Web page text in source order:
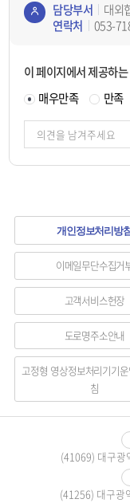
정보
책임
담당부서
대외
연락처
053-
이 페이지에서 제공하
매우만족
만족
하
단
메
뉴
개인정보처리방
이메일무단수집거
고객서비스헌장
도로명주소안내
고정형 영상정보처리기기
침
(41069) 대구광
(41256) 대구광